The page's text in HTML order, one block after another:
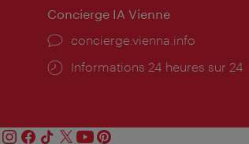
Concierge IA Vienne
Ort:
concierge.vienna.info
Öffnungszeiten:
Informations 24 heures sur 24